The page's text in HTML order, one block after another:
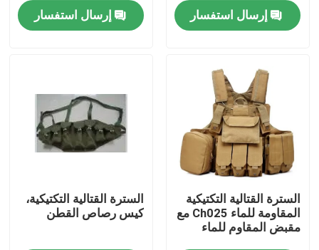
جولة في المصنع
أخبار
اطلب اقتباس
ملابس عسكرية تكتيكية
إرسال استفسار
إرسال استفسار
السترة القتالية التكتيكية
المقاومة للماء Ch025 مع
مقبض المقاوم للماء
السترة القتالية التكتيكية،
كيس رصاص القطن